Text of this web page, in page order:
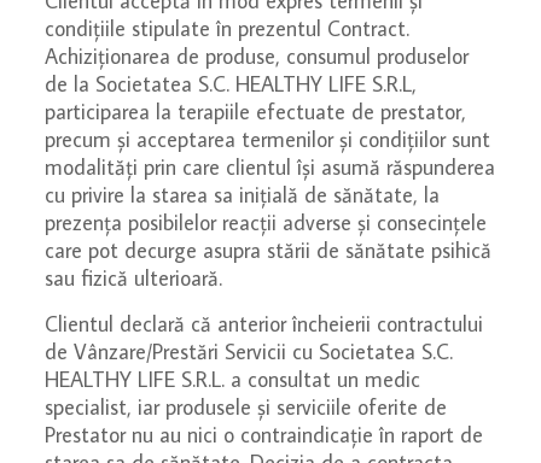
condițiile stipulate în prezentul Contract.
Achiziționarea de produse, consumul produselor
de la Societatea S.C. HEALTHY LIFE S.R.L,
participarea la terapiile efectuate de prestator,
precum și acceptarea termenilor și condițiilor sunt
modalități prin care clientul își asumă răspunderea
cu privire la starea sa inițială de sănătate, la
prezența posibilelor reacții adverse și consecințele
care pot decurge asupra stării de sănătate psihică
sau fizică ulterioară.
Clientul declară că anterior încheierii contractului
de Vânzare/Prestări Servicii cu Societatea S.C.
HEALTHY LIFE S.R.L. a consultat un medic
specialist, iar produsele și serviciile oferite de
Prestator nu au nici o contraindicație în raport de